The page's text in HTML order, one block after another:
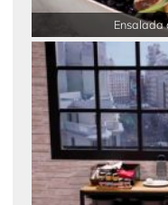
Ensalada